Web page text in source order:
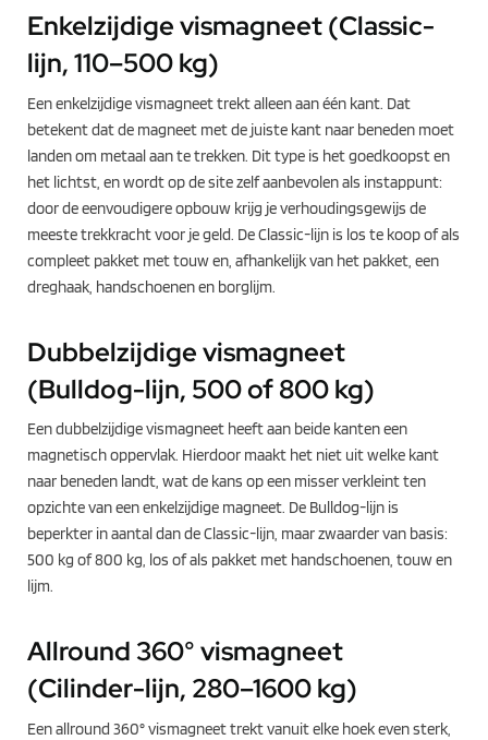
Enkelzijdige vismagneet (Classic-
lijn, 110–500 kg)
Een enkelzijdige vismagneet trekt alleen aan één kant. Dat
betekent dat de magneet met de juiste kant naar beneden moet
landen om metaal aan te trekken. Dit type is het goedkoopst en
het lichtst, en wordt op de site zelf aanbevolen als instappunt:
door de eenvoudigere opbouw krijg je verhoudingsgewijs de
meeste trekkracht voor je geld. De Classic-lijn is los te koop of als
compleet pakket met touw en, afhankelijk van het pakket, een
dreghaak, handschoenen en borglijm.
Dubbelzijdige vismagneet
(Bulldog-lijn, 500 of 800 kg)
Een dubbelzijdige vismagneet heeft aan beide kanten een
magnetisch oppervlak. Hierdoor maakt het niet uit welke kant
naar beneden landt, wat de kans op een misser verkleint ten
opzichte van een enkelzijdige magneet. De Bulldog-lijn is
beperkter in aantal dan de Classic-lijn, maar zwaarder van basis:
500 kg of 800 kg, los of als pakket met handschoenen, touw en
lijm.
Allround 360° vismagneet
(Cilinder-lijn, 280–1600 kg)
Een allround 360° vismagneet trekt vanuit elke hoek even sterk,